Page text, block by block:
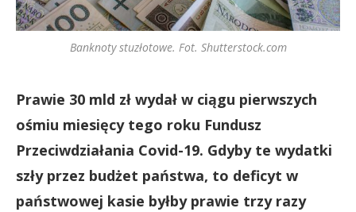
Banknoty stuzłotowe. Fot. Shutterstock.com
Prawie 30 mld zł wydał w ciągu pierwszych
ośmiu miesięcy tego roku Fundusz
Przeciwdziałania Covid-19. Gdyby te wydatki
szły przez budżet państwa, to deficyt w
państwowej kasie byłby prawie trzy razy